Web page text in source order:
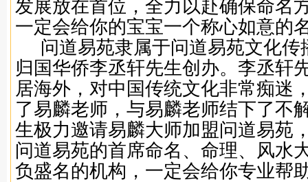
发展放在首位，全力以赴确保命名
一定会给你的宝宝一个称心如意的
问道易苑隶属于问道易苑文化传
归国华侨李丞轩先生创办。李丞轩
居海外，对中国传统文化非常痴迷
了易麟老师，与易麟老师结下了不
生极力邀请易麟大师加盟问道易苑
问道易苑的首席命名、命理、风水
负盛名的机构，一定会给你专业帮